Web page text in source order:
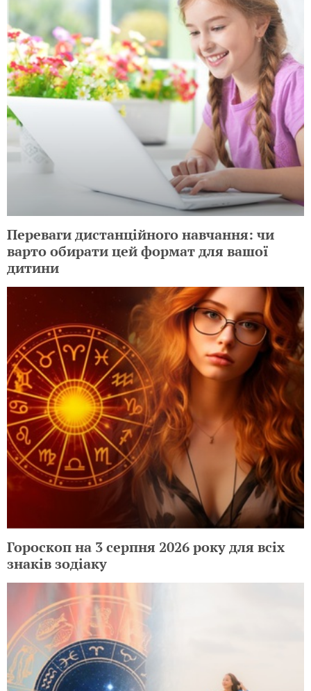
Переваги дистанційного навчання: чи
варто обирати цей формат для вашої
дитини
Гороскоп на 3 серпня 2026 року для всіх
знаків зодіаку